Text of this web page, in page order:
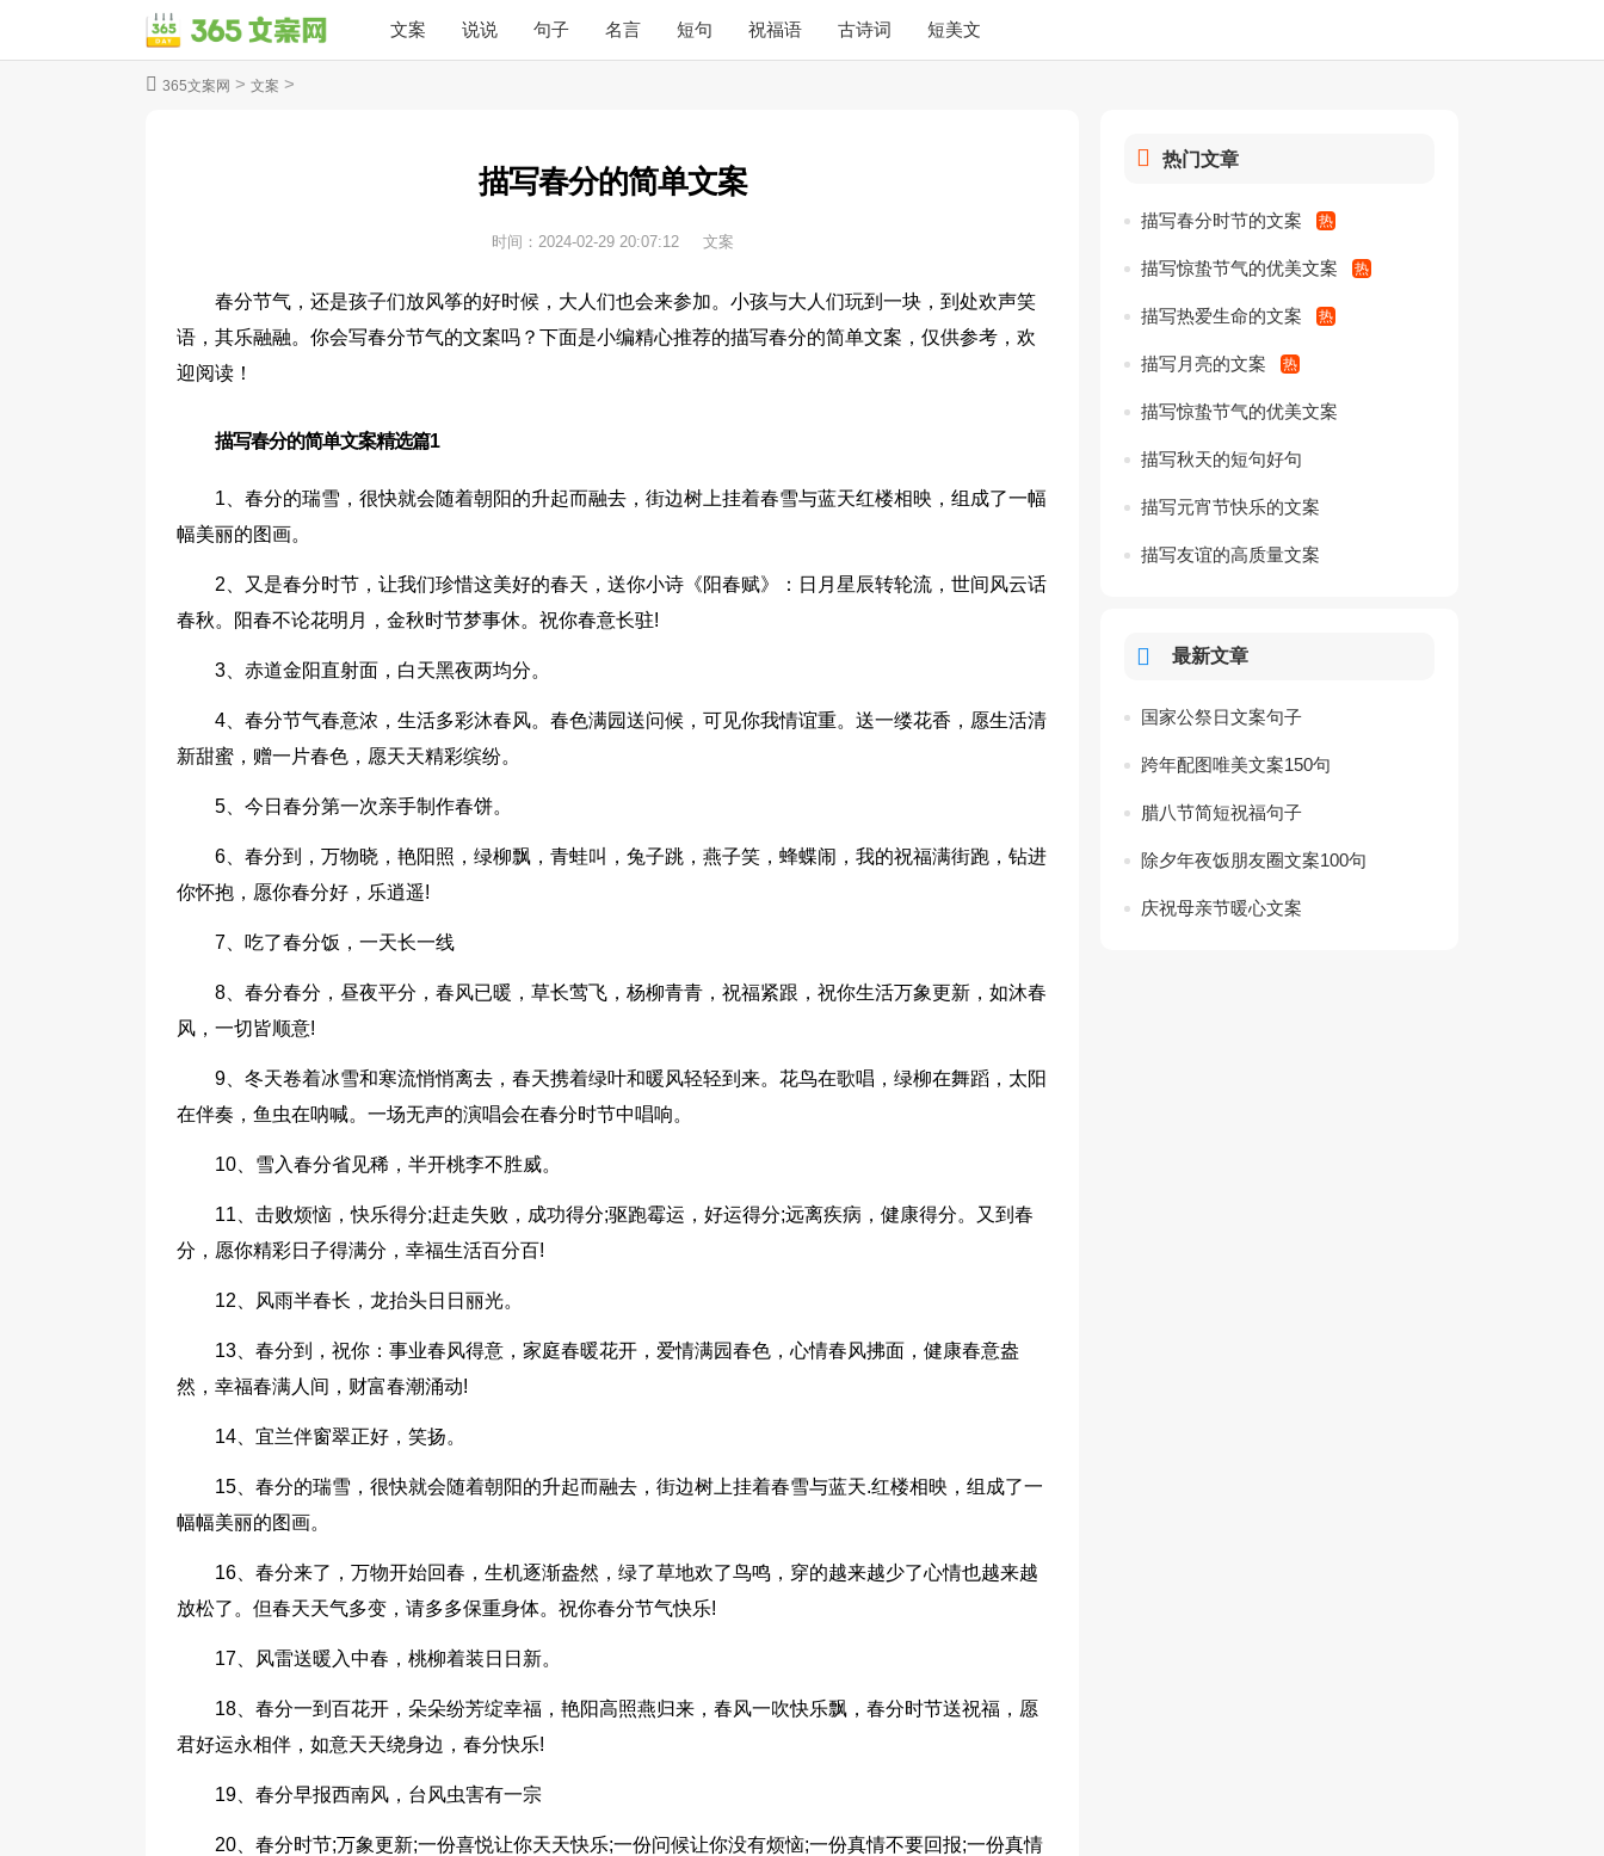
文案 说说 句子 名言 短句 祝福语 古诗词 短美文
365文案网 > 文案 >
描写春分的简单文案
时间： 2024-02-29 20:07:12 文案
春分节气，还是孩子们放风筝的好时候，大人们也会来参加。小孩与大人们玩到一块，到处欢声笑
语，其乐融融。你会写春分节气的文案吗？下面是小编精心推荐的描写春分的简单文案，仅供参考，欢
迎阅读！
描写春分的简单文案精选篇1
1、春分的瑞雪，很快就会随着朝阳的升起而融去，街边树上挂着春雪与蓝天红楼相映，组成了一幅
幅美丽的图画。
2、又是春分时节，让我们珍惜这美好的春天，送你小诗《阳春赋》：日月星辰转轮流，世间风云话
春秋。阳春不论花明月，金秋时节梦事休。祝你春意长驻!
3、赤道金阳直射面，白天黑夜两均分。
4、春分节气春意浓，生活多彩沐春风。春色满园送问候，可见你我情谊重。送一缕花香，愿生活清
新甜蜜，赠一片春色，愿天天精彩缤纷。
5、今日春分第一次亲手制作春饼。
6、春分到，万物晓，艳阳照，绿柳飘，青蛙叫，兔子跳，燕子笑，蜂蝶闹，我的祝福满街跑，钻进
你怀抱，愿你春分好，乐逍遥!
7、吃了春分饭，一天长一线
8、春分春分，昼夜平分，春风已暖，草长莺飞，杨柳青青，祝福紧跟，祝你生活万象更新，如沐春
风，一切皆顺意!
9、冬天卷着冰雪和寒流悄悄离去，春天携着绿叶和暖风轻轻到来。花鸟在歌唱，绿柳在舞蹈，太阳
在伴奏，鱼虫在呐喊。一场无声的演唱会在春分时节中唱响。
10、雪入春分省见稀，半开桃李不胜威。
11、击败烦恼，快乐得分;赶走失败，成功得分;驱跑霉运，好运得分;远离疾病，健康得分。又到春
分，愿你精彩日子得满分，幸福生活百分百!
12、风雨半春长，龙抬头日日丽光。
13、春分到，祝你：事业春风得意，家庭春暖花开，爱情满园春色，心情春风拂面，健康春意盎
然，幸福春满人间，财富春潮涌动!
14、宜兰伴窗翠正好，笑扬。
15、春分的瑞雪，很快就会随着朝阳的升起而融去，街边树上挂着春雪与蓝天.红楼相映，组成了一
幅幅美丽的图画。
16、春分来了，万物开始回春，生机逐渐盎然，绿了草地欢了鸟鸣，穿的越来越少了心情也越来越
放松了。但春天天气多变，请多多保重身体。祝你春分节气快乐!
17、风雷送暖入中春，桃柳着装日日新。
18、春分一到百花开，朵朵纷芳绽幸福，艳阳高照燕归来，春风一吹快乐飘，春分时节送祝福，愿
君好运永相伴，如意天天绕身边，春分快乐!
19、春分早报西南风，台风虫害有一宗
20、春分时节;万象更新;一份喜悦让你天天快乐;一份问候让你没有烦恼;一份真情不要回报;一份真情
热门文章
描写春分时节的文案
描写惊蛰节气的优美文案
描写热爱生命的文案
描写月亮的文案
描写惊蛰节气的优美文案
描写秋天的短句好句
描写元宵节快乐的文案
描写友谊的高质量文案
最新文章
国家公祭日文案句子
跨年配图唯美文案150句
腊八节简短祝福句子
除夕年夜饭朋友圈文案100句
庆祝母亲节暖心文案